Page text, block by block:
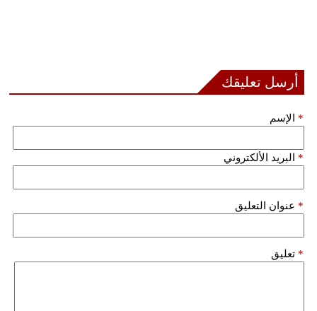
أرسل تعليقك
الإسم *
البريد الألكتروني *
عنوان التعليق *
تعليق *